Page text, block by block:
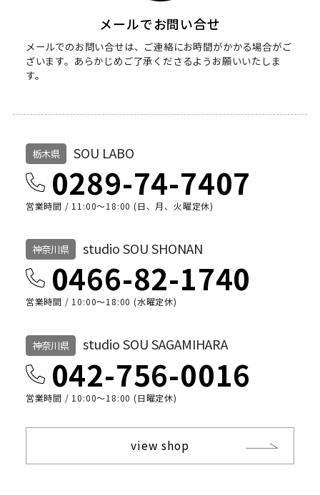
メールでお問い合せ
メールでのお問い合せは、ご連絡にお時間がかかる場合がご
ざいます。 あらかじめご了承くださるようお願いいたしま
す。
栃木県 SOU LABO
0289-74-7407
営業時間 / 11:00～18:00 (日、月、火曜定休)
神奈川県 studio SOU SHONAN
0466-82-1740
営業時間 / 10:00〜18:00 (水曜定休)
神奈川県 studio SOU SAGAMIHARA
042-756-0016
営業時間 / 10:00〜18:00 (日曜定休)
view shop